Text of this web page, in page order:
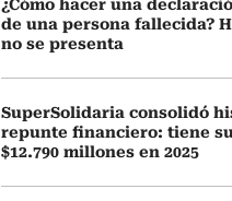
¿Cómo hacer una
de una persona fallecida?
no se presenta
SuperSolidaria consolidó
repunte financiero: tiene
$12.790 millones en 2025